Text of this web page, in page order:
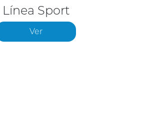
Línea Sport
Ver